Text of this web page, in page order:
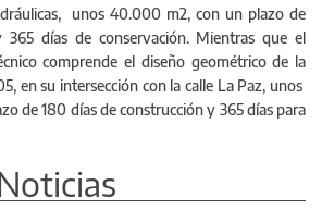
unos 40.000 m2, con un plazo de
365 días de conservación. Mientras que el
comprende el diseño geométrico de la
en su intersección con la calle La Paz, unos
de 180 días de construcción y 365 días para